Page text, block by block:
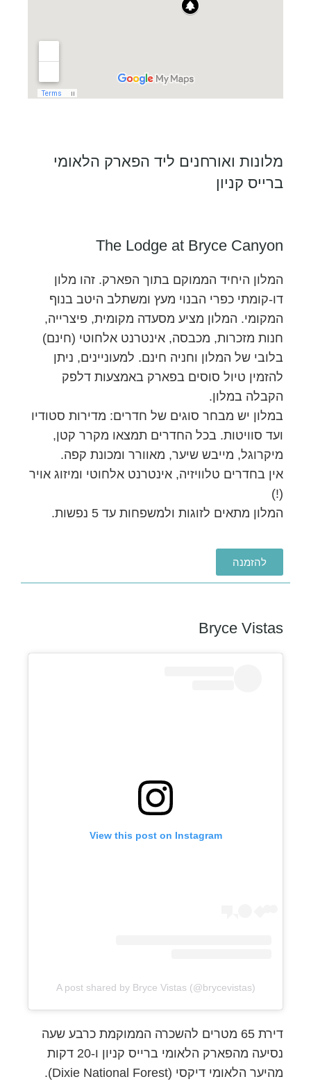
מלונות ואורחנים ליד הפארק הלאומי
ברייס קניון
The Lodge at Bryce Canyon
המלון היחיד הממוקם בתוך הפארק. זהו מלון
דו-קומתי כפרי הבנוי מעץ ומשתלב היטב בנוף
המקומי. המלון מציע מסעדה מקומית, פיצרייה,
חנות מזכרות, מכבסה, אינטרנט אלחוטי (חינם)
בלובי של המלון וחניה חינם. למעוניינים, ניתן
להזמין טיול סוסים בפארק באמצעות דלפק
הקבלה במלון.
במלון יש מבחר סוגים של חדרים: מדירות סטודיו
ועד סוויטות. בכל החדרים תמצאו מקרר קטן,
מיקרוגל, מייבש שיער, מאוורר ומכונת קפה.
אין בחדרים טלוויזיה, אינטרנט אלחוטי ומיזוג אויר
(!)
המלון מתאים לזוגות ולמשפחות עד 5 נפשות.
להזמנה
Bryce Vistas
View this post on Instagram
A post shared by Bryce Vistas (@brycevistas)
דירת 65 מטרים להשכרה הממוקמת כרבע שעה
נסיעה מהפארק הלאומי ברייס קניון ו-20 דקות
מהיער הלאומי דיקסי (Dixie National Forest).